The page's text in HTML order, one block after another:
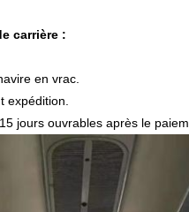
carrière :
en vrac.
expédition.
jours ouvrables après le